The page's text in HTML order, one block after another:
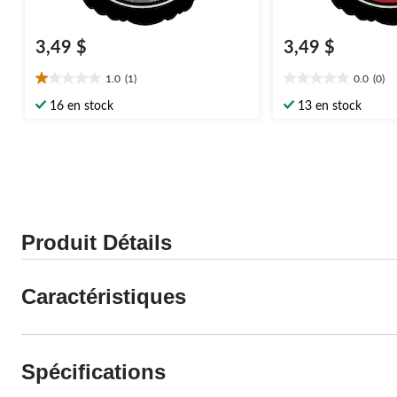
3,49 $
1.0 (1)
1.0
étoile(s)
16 en stock
3,49 $
0.0 (0)
étoile(s)
13 en stock
Produit Détails
Caractéristiques
Spécifications